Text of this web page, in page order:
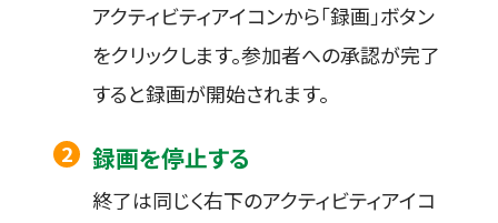
アクティビティアイコンから「録画」ボタン
をクリックします。参加者への承認が完了
すると録画が開始されます。
録画を停止する
終了は同じく右下のアクティビティアイコ